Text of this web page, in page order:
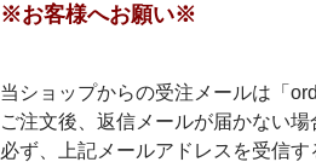
※お客様へお願い※
当ショップからの受注メールは「
ご注文後、返信メールが届かない
必ず、上記メールアドレスを受信